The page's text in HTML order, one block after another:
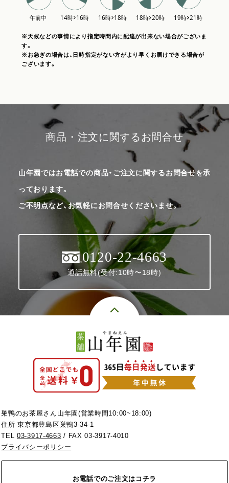
※天候などの事情により指定時間内に配達が出来ない場合がございま
す。
※お急ぎの場合は、日時指定がない方がより早くお届けできる場合が
ございます。
商品・注文に関するお問合せ
山年園ではお電話での商品・ご注文に関するお問合せを承
っております。
ご不明点など、お気軽にお問合せくださいませ。
0120-22-4663
通話無料(受付:10時〜18時)
巣鴨のお茶屋さん山年園(営業時間10:00~18:00)
住所 東京都豊島区巣鴨3-34-1
TEL03-3917-4663 / FAX 03-3917-4010
プライバシーポリシー
お電話でのご注文はコチラ